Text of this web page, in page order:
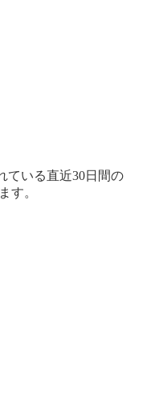
ている直近30日間の
す。